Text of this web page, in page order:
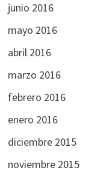
junio 2016
mayo 2016
abril 2016
marzo 2016
febrero 2016
enero 2016
diciembre 2015
noviembre 2015